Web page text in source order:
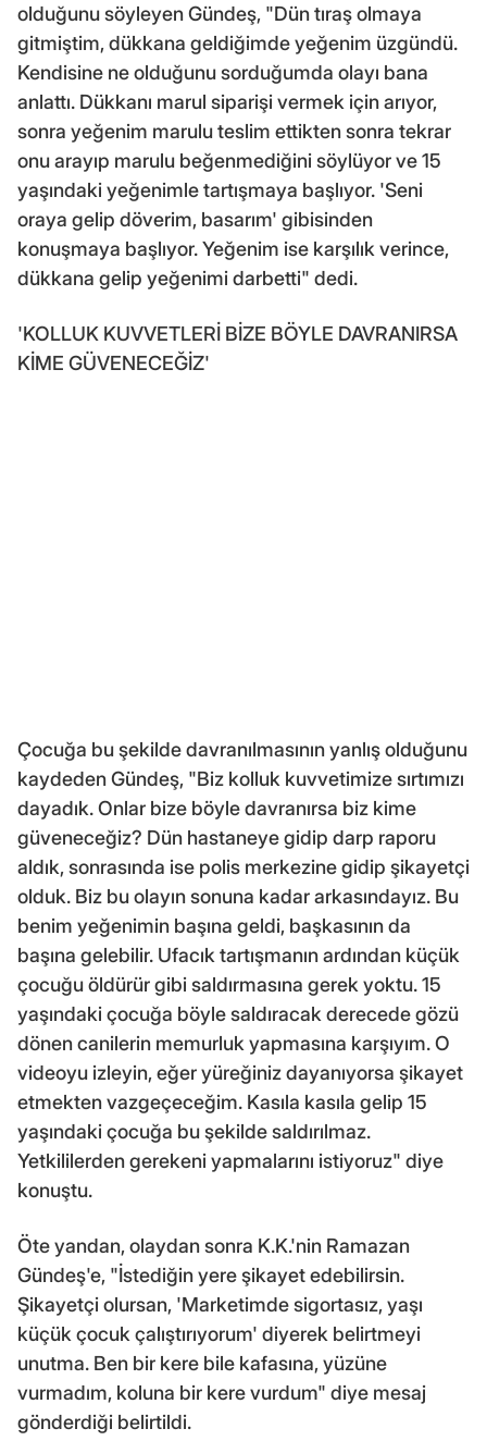
olduğunu söyleyen Gündeş, "Dün tıraş olmaya
gitmiştim, dükkana geldiğimde yeğenim üzgündü.
Kendisine ne olduğunu sorduğumda olayı bana
anlattı. Dükkanı marul siparişi vermek için arıyor,
sonra yeğenim marulu teslim ettikten sonra tekrar
onu arayıp marulu beğenmediğini söylüyor ve 15
yaşındaki yeğenimle tartışmaya başlıyor. 'Seni
oraya gelip döverim, basarım' gibisinden
konuşmaya başlıyor. Yeğenim ise karşılık verince,
dükkana gelip yeğenimi darbetti" dedi.
'KOLLUK KUVVETLERİ BİZE BÖYLE DAVRANIRSA
KİME GÜVENECEĞİZ'
Çocuğa bu şekilde davranılmasının yanlış olduğunu
kaydeden Gündeş, "Biz kolluk kuvvetimize sırtımızı
dayadık. Onlar bize böyle davranırsa biz kime
güveneceğiz? Dün hastaneye gidip darp raporu
aldık, sonrasında ise polis merkezine gidip şikayetçi
olduk. Biz bu olayın sonuna kadar arkasındayız. Bu
benim yeğenimin başına geldi, başkasının da
başına gelebilir. Ufacık tartışmanın ardından küçük
çocuğu öldürür gibi saldırmasına gerek yoktu. 15
yaşındaki çocuğa böyle saldıracak derecede gözü
dönen canilerin memurluk yapmasına karşıyım. O
videoyu izleyin, eğer yüreğiniz dayanıyorsa şikayet
etmekten vazgeçeceğim. Kasıla kasıla gelip 15
yaşındaki çocuğa bu şekilde saldırılmaz.
Yetkililerden gerekeni yapmalarını istiyoruz" diye
konuştu.
Öte yandan, olaydan sonra K.K.'nin Ramazan
Gündeş'e, "İstediğin yere şikayet edebilirsin.
Şikayetçi olursan, 'Marketimde sigortasız, yaşı
küçük çocuk çalıştırıyorum' diyerek belirtmeyi
unutma. Ben bir kere bile kafasına, yüzüne
vurmadım, koluna bir kere vurdum" diye mesaj
gönderdiği belirtildi.